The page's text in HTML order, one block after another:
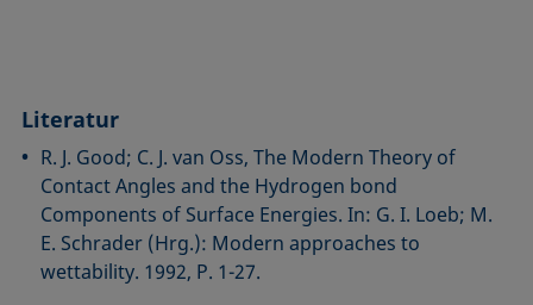
Literatur
R. J. Good; C. J. van Oss, The Modern Theory of
Contact Angles and the Hydrogen bond
Components of Surface Energies. In: G. I. Loeb; M.
E. Schrader (Hrg.): Modern approaches to
wettability. 1992, P. 1-27.